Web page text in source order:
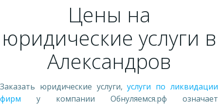
Цены на
юридические услуги в
Александров
Заказать юридические услуги,услуги по ликвидации
фирм у компании Обнуляемся.рф означает